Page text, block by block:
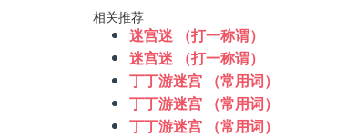
相关推荐
迷宫迷 （打一称谓）
迷宫迷 （打一称谓）
丁丁游迷宫 （常用词）
丁丁游迷宫 （常用词）
丁丁游迷宫 （常用词）